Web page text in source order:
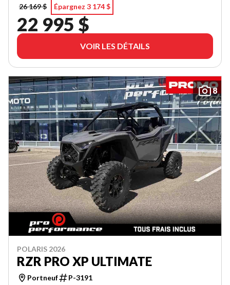
26 169 $
Épargnez 3 174 $
22 995 $
VOIR LES DÉTAILS
8
POLARIS 2026
RZR PRO XP ULTIMATE
Portneuf
P-3191